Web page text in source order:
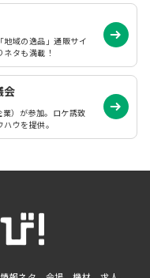
地域の逸品」通販サイ
タも満載！
会
）が参加。ロケ誘致
ウを提供。